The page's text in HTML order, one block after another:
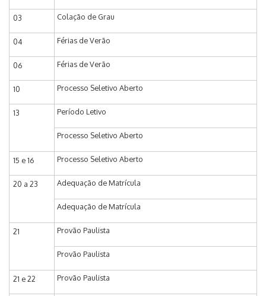
03 Colação de Grau
04 Férias de Verão
06 Férias de Verão
10 Processo Seletivo Aberto
13 Período Letivo
Processo Seletivo Aberto
15 e 16 Processo Seletivo Aberto
20 a 23 Adequação de Matrícula
Adequação de Matrícula
21 Provão Paulista
Provão Paulista
21 e 22 Provão Paulista